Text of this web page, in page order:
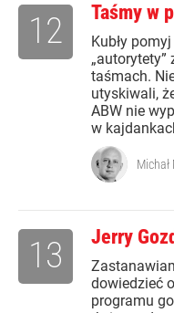
Taśmy w
Kubły
„autorytety”
taśmach.
utyskiwali,
ABW nie
w
12
Michał
Jerry
dowiedzieć
programu
13